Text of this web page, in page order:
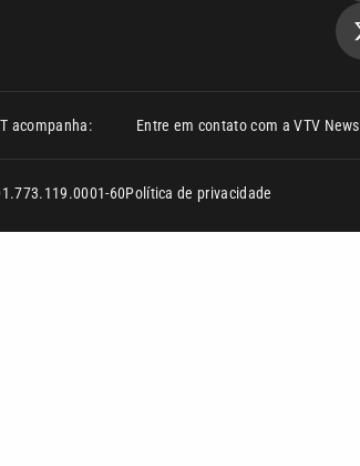
acompanha: Entre em contato com a VTV News
60Política de privacidade